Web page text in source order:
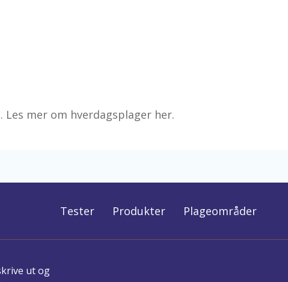
mer om hverdagsplager her.
Tester Produkter Plageområder
ut og